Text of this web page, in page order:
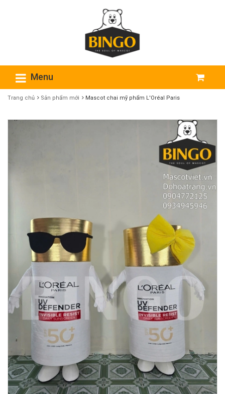
Menu
Trang chủ Sản phẩm mới Mascot chai mỹ phẩm L'Oréal Paris